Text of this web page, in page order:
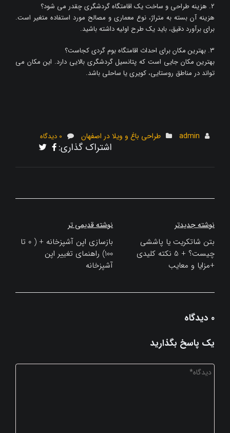
۲. هزینه طراحی و ساخت یک اقامتگاه گردشگری چقدر می شود؟
هزینه آن بسته به متراژ، نوع معماری و مصالح مورد استفاده متغیر است.
برای برآورد دقیق، باید یک طرح اولیه داشته باشید.
۳. بهترین مکان برای احداث اقامتگاه بوم گردی کجاست؟
بهترین مکان جایی است که پتانسیل گردشگری بالایی دارد. این مکان می
تواند در مناطق روستایی، کویری یا ساحلی باشد.
admin طراحی باغ و ویلا در اصفهان 0 دیدگاه
اشتراک گذاری:
راهبری
نوشته
نوشته قدیمی تر
بازسازی اپن آشپزخانه + ( 0 تا
100) راهنمای تغییر اپن
آشپزخانه
نوشته جدیدتر
بتن شاتکریت یا پاششی
چیست؟ + 5 نکته کلیدی
+مزایا و معایب
0 دیدگاه
یک پاسخ بگذارید